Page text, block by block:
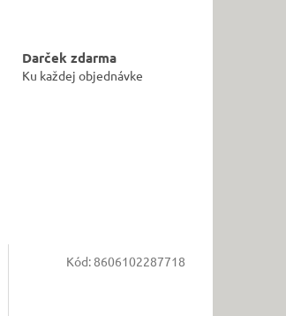
Darček zdarma
Ku každej objednávke
Kód:8606102287718